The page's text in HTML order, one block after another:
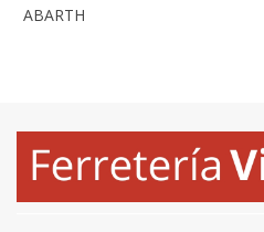
ABARTH